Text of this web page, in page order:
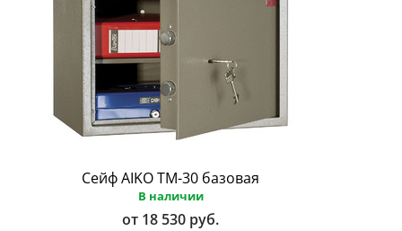
Сейф AIKO ТМ-30 базовая
В наличии
от 18 530 руб.